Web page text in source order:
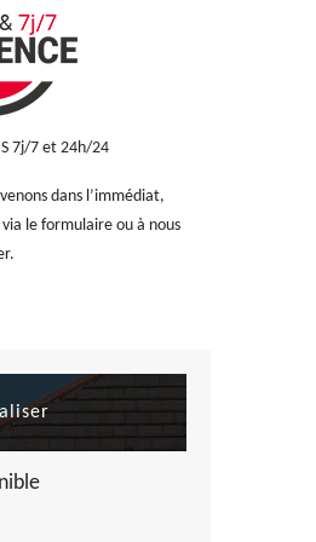
7j/7 et 24h/24
dans l’immédiat,
le formulaire ou à nous